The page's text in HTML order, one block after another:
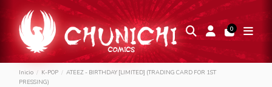
0
Inicio K-POP
ATEEZ - BIRTHDAY [LIMITED] (TRADING CARD FOR 1ST
PRESSING)